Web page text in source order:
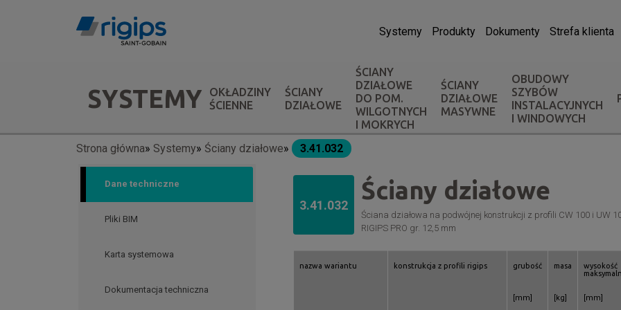
Systemy Produkty Dokumenty Strefa klienta
systemówSYSTEMY
OKŁADZINY
ŚCIENNE
ŚCIANY
DZIAŁOWE
ŚCIANY
DZIAŁOWE
DO POM.
WILGOTNYCH
I MOKRYCH
ŚCIANY
DZIAŁOWE
MASYWNE
OBUDOWY
SZYBÓW
INSTALACYJNYCH
I WINDOWYCH
Ścieżka
nawigacyjna
Strona główna Systemy Ściany działowe 3.41.032
Dane techniczne
Pliki BIM
Karta systemowa
Dokumentacja techniczna
3.41.032
Ściany działowe
Ściana działowa na podwójnej konstrukcji z profili CW 100 i UW
RIGIPS PRO gr. 12,5 mm
nazwa wariantu konstrukcja z profili rigips grubość
[mm]
masa
[kg]
wysokość
[mm]